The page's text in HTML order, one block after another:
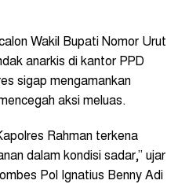
Wakil Bupati Nomor Urut
anarkis di kantor PPD
sigap mengamankan
aksi meluas.
Rahman terkena
dalam kondisi sadar,” ujar
Pol Ignatius Benny Adi